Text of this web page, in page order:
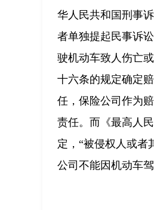
华人民共和国刑事
者单独提起民事诉
驶机动车致人伤亡
十六条的规定确定
任，保险公司作为
责任。而《最高人
定，“被侵权人或者
公司不能因机动车